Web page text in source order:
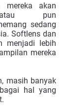
mereka akan
atau pun
sedang
Softlens dan
menjadi lebih
mereka
masih banyak
hal yang